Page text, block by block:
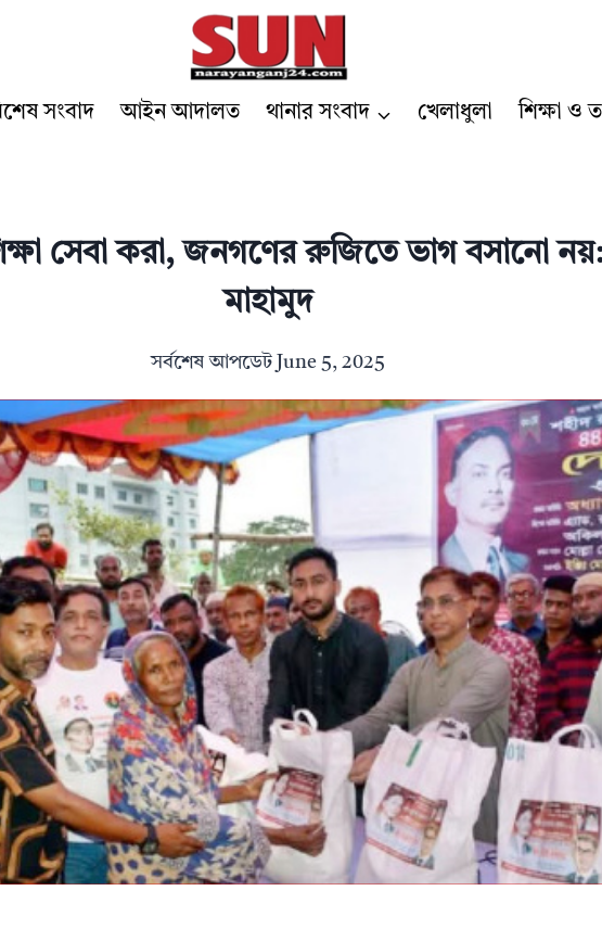
সংবাদ আইন আদালত থানার সংবাদ খেলাধুলা শিক্ষা ও
সেবা করা, জনগণের রুজিতে ভাগ বসানো
মাহামুদ
সর্বশেষ আপডেট June 5, 2025